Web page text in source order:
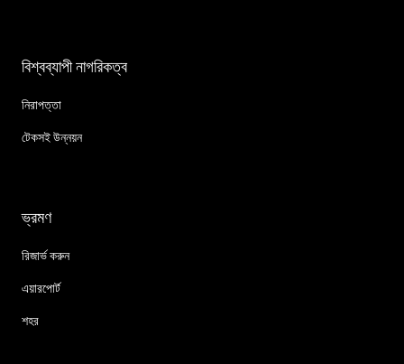
বিশ্বব্যাপী নাগরিকত্ব
নিরাপত্তা
টেকসই উন্নয়ন
ভ্রমণ
রিজার্ভ করুন
এয়ারপোর্ট
শহর